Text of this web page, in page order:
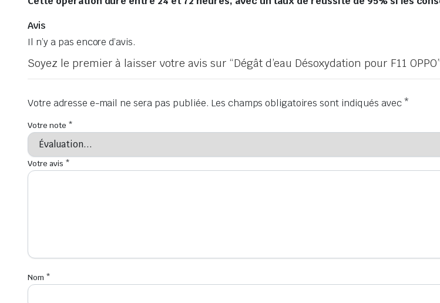
Avis
Il n’y a pas encore d’avis.
Soyez le premier à laisser votre avis sur “Dégât d’eau Désoxydation pour F11 OPPO”
Votre adresse e-mail ne sera pas publiée. Les champs obligatoires sont indiqués avec*
Votre note *
Votre avis *
Nom *